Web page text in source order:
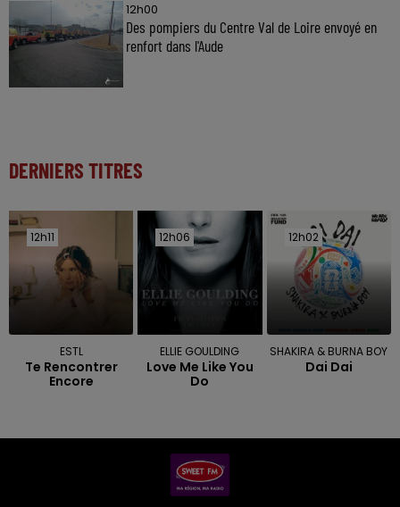
12h00
Des pompiers du Centre Val de Loire envoyé en
renfort dans l'Aude
DERNIERS TITRES
12h11
12h11
ESTL
Te Rencontrer
Encore
12h06
12h06
ELLIE GOULDING
Love Me Like You
Do
12h02
12h02
SHAKIRA & BURNA BOY
Dai Dai